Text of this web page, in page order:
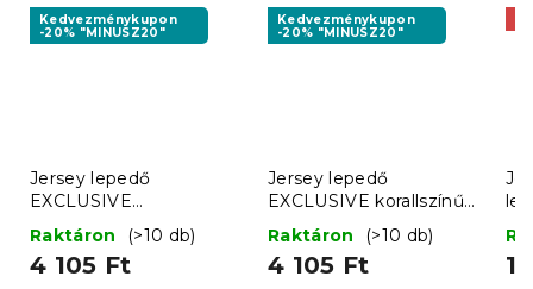
Kedvezménykupon
-20% "MINUSZ20"
Jersey lepedő
EXCLUSIVE
mustársárga 140 x 200
cm
Raktáron (>10 db)
4 105 Ft
Kedvezménykupon
-20% "MINUSZ20"
Jersey lepedő
EXCLUSIVE korallszínű
140 x 200 cm
Raktáron (>10 db)
4 105 Ft 1